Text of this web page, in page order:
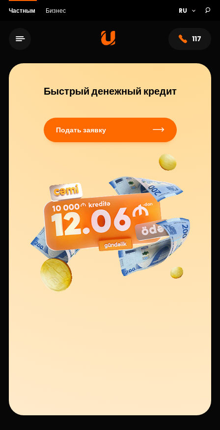
Частным Бизнес
117
Сеть обслуживания
О банке
Устойчивость
Кешбэк
Тарифы
Быстрый денежный кредит
Подать заявку